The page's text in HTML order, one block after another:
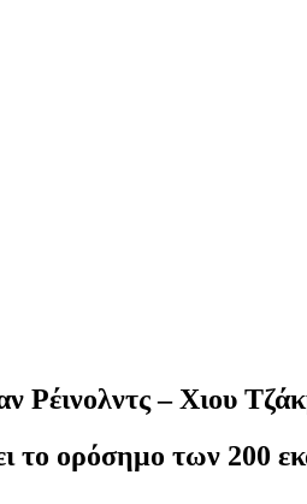
Ρέινολντς – Χιου
το ορόσημο των 200